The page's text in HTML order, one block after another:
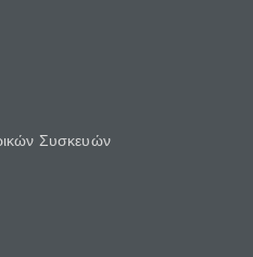
Συσκευών